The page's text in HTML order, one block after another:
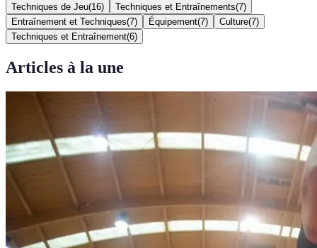
Techniques de Jeu(16) Techniques et Entraînements(7)
Entraînement et Techniques(7) Équipement(7) Culture(7)
Techniques et Entraînement(6)
Articles à la une